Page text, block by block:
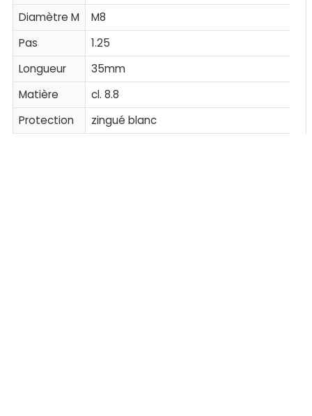
Diamètre M
M8
Pas
1.25
Longueur
35mm
Matière
cl. 8.8
Protection
zingué blanc